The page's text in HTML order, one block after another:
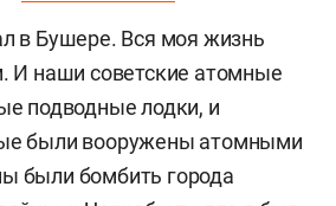
в Бушере. Вся моя жизнь
И наши советские атомные
подводные лодки, и
были вооружены атомными
были бомбить города